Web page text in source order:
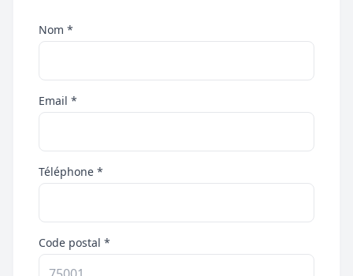
Nom *
Email *
Téléphone *
Code postal *